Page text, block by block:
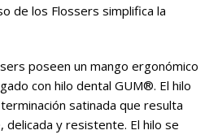
de los Flossers simplifica la
poseen un mango ergonómico
con hilo dental GUM®. El hilo
satinada que resulta
y resistente. El hilo se